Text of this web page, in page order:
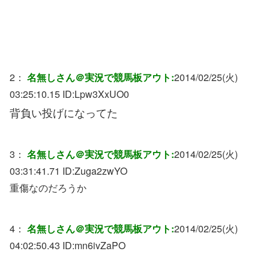
2： 名無しさん＠実況で競馬板アウト:2014/02/25(火)
03:25:10.15 ID:Lpw3XxUO0
背負い投げになってた
3： 名無しさん＠実況で競馬板アウト:2014/02/25(火)
03:31:41.71 ID:Zuga2zwYO
重傷なのだろうか
4： 名無しさん＠実況で競馬板アウト:2014/02/25(火)
04:02:50.43 ID:mn6ivZaPO